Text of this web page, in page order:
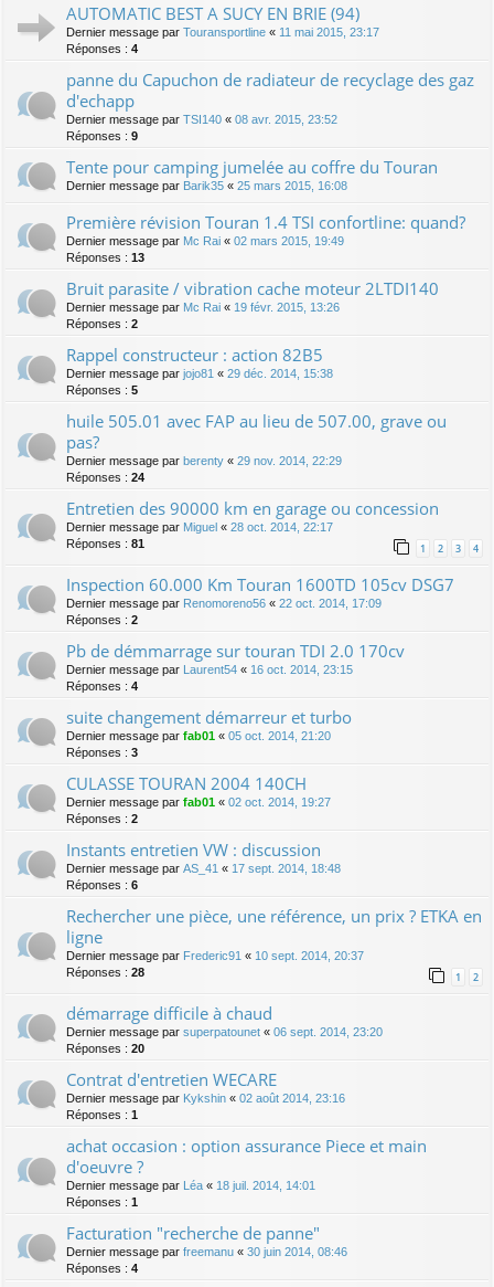
AUTOMATIC BEST A SUCY EN BRIE (94)
Dernier message par Touransportline « 11 mai 2015, 23:17
Réponses : 4
panne du Capuchon de radiateur de recyclage des gaz
d'echapp
Dernier message par TSI140 « 08 avr. 2015, 23:52
Réponses : 9
Tente pour camping jumelée au coffre du Touran
Dernier message par Barik35 « 25 mars 2015, 16:08
Première révision Touran 1.4 TSI confortline: quand?
Dernier message par Mc Rai « 02 mars 2015, 19:49
Réponses : 13
Bruit parasite / vibration cache moteur 2LTDI140
Dernier message par Mc Rai « 19 févr. 2015, 13:26
Réponses : 2
Rappel constructeur : action 82B5
Dernier message par jojo81 « 29 déc. 2014, 15:38
Réponses : 5
huile 505.01 avec FAP au lieu de 507.00, grave ou
pas?
Dernier message par berenty « 29 nov. 2014, 22:29
Réponses : 24
Entretien des 90000 km en garage ou concession
Dernier message par Miguel « 28 oct. 2014, 22:17
Réponses : 81 1 2 3 4
Inspection 60.000 Km Touran 1600TD 105cv DSG7
Dernier message par Renomoreno56 « 22 oct. 2014, 17:09
Réponses : 2
Pb de démmarrage sur touran TDI 2.0 170cv
Dernier message par Laurent54 « 16 oct. 2014, 23:15
Réponses : 4
suite changement démarreur et turbo
Dernier message par fab01 « 05 oct. 2014, 21:20
Réponses : 3
CULASSE TOURAN 2004 140CH
Dernier message par fab01 « 02 oct. 2014, 19:27
Réponses : 2
Instants entretien VW : discussion
Dernier message par AS_41 « 17 sept. 2014, 18:48
Réponses : 6
Rechercher une pièce, une référence, un prix ? ETKA en
ligne
Dernier message par Frederic91 « 10 sept. 2014, 20:37
Réponses : 28 1 2
démarrage difficile à chaud
Dernier message par superpatounet « 06 sept. 2014, 23:20
Réponses : 20
Contrat d'entretien WECARE
Dernier message par Kykshin « 02 août 2014, 23:16
Réponses : 1
achat occasion : option assurance Piece et main
d'oeuvre ?
Dernier message par Léa « 18 juil. 2014, 14:01
Réponses : 1
Facturation "recherche de panne"
Dernier message par freemanu « 30 juin 2014, 08:46
Réponses : 4